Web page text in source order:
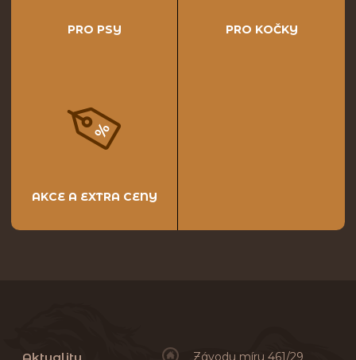
PRO PSY PRO KOČKY
AKCE A EXTRA CENY
Závodu míru 461/29